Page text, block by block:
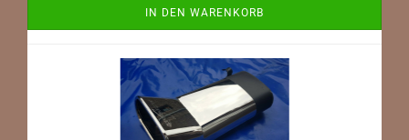
IN DEN WARENKORB